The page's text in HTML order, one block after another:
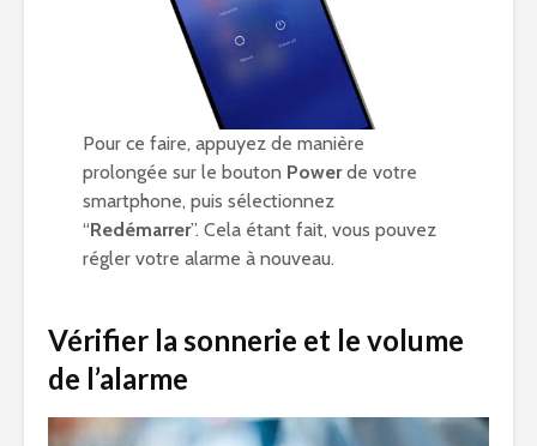
Pour ce faire, appuyez de manière
prolongée sur le bouton Powerde votre
smartphone, puis sélectionnez
“Redémarrer”. Cela étant fait, vous pouvez
régler votre alarme à nouveau.
Vérifier la sonnerie et le volume
de l’alarme